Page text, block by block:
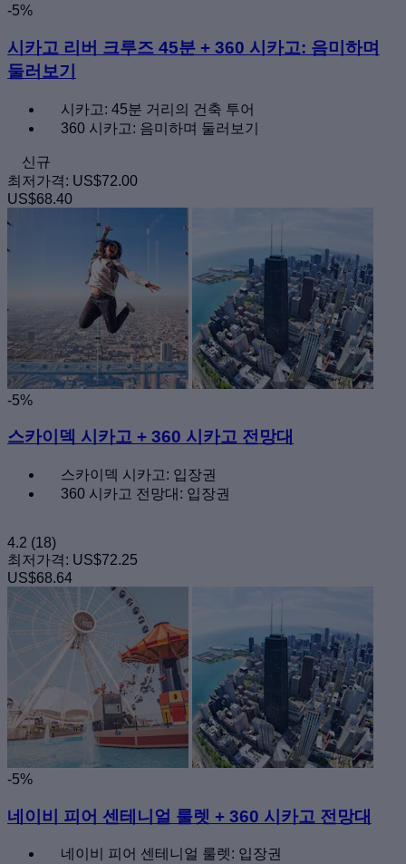
-5%
시카고 리버 크루즈 45분 + 360 시카고: 음미하며
둘러보기
시카고: 45분 거리의 건축 투어
360 시카고: 음미하며 둘러보기
신규
최저가격: US$72.00
US$68.40
-5%
스카이덱 시카고 + 360 시카고 전망대
스카이덱 시카고: 입장권
360 시카고 전망대: 입장권
4.2 (18)
최저가격: US$72.25
US$68.64
-5%
네이비 피어 센테니얼 룰렛 + 360 시카고 전망대
네이비 피어 센테니얼 룰렛: 입장권